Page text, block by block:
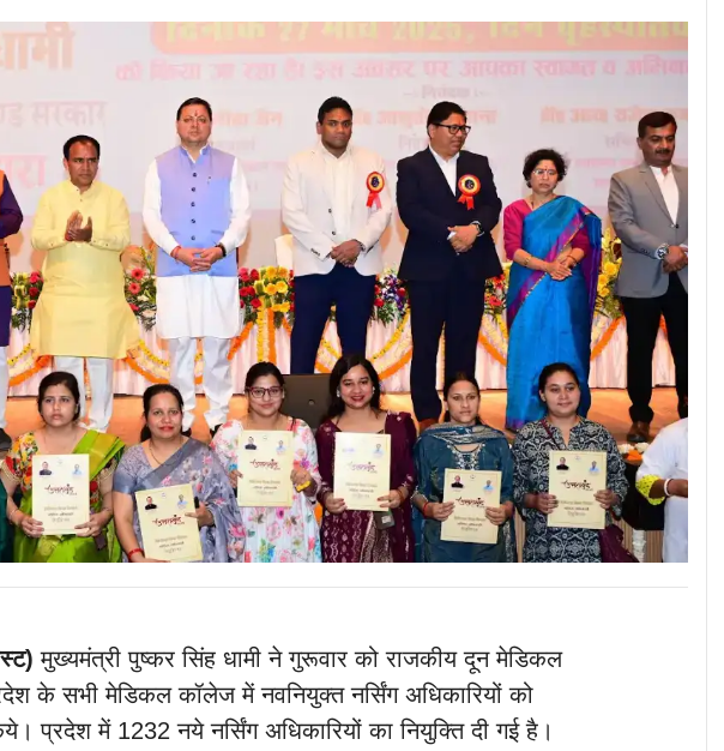
मुख्यमंत्री पुष्कर सिंह धामी ने गुरूवार को राजकीय दून मेडिकल
के सभी मेडिकल कॉलेज में नवनियुक्त नर्सिंग अधिकारियों को
प्रदेश में 1232 नये नर्सिंग अधिकारियों का नियुक्ति दी गई है।